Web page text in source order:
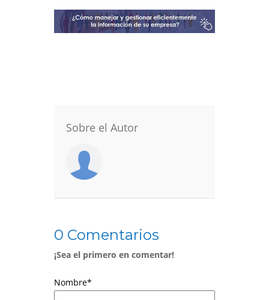
Sobre el Autor
0 Comentarios
¡Sea el primero en comentar!
Nombre*